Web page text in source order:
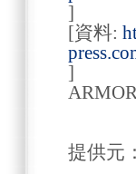
]
[資料:
]
提供元：